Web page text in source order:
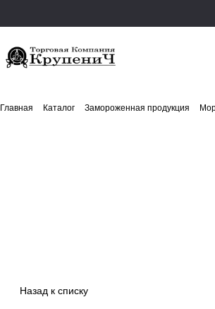
Главная Каталог Замороженная продукция
Назад к списку